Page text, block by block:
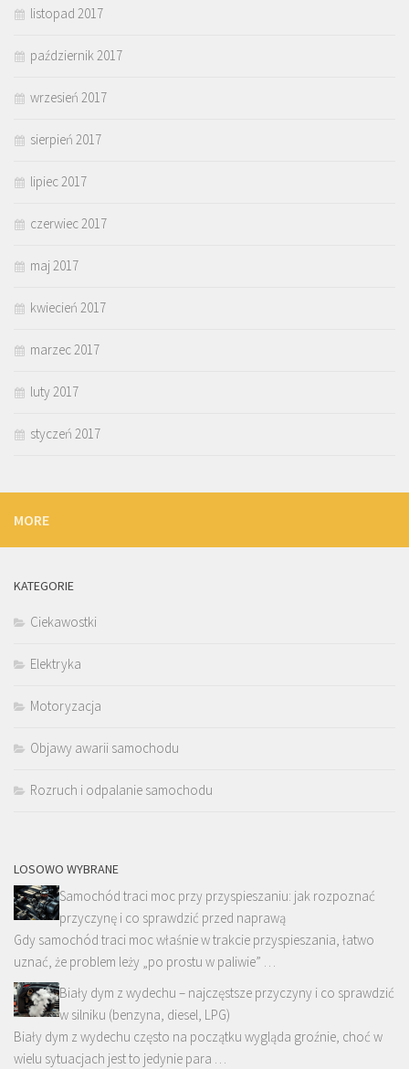
listopad 2017
październik 2017
wrzesień 2017
sierpień 2017
lipiec 2017
czerwiec 2017
maj 2017
kwiecień 2017
marzec 2017
luty 2017
styczeń 2017
MORE
KATEGORIE
Ciekawostki
Elektryka
Motoryzacja
Objawy awarii samochodu
Rozruch i odpalanie samochodu
LOSOWO WYBRANE
Samochód traci moc przy przyspieszaniu: jak rozpoznać
przyczynę i co sprawdzić przed naprawą
Gdy samochód traci moc właśnie w trakcie przyspieszania, łatwo
uznać, że problem leży „po prostu w paliwie” …
Biały dym z wydechu – najczęstsze przyczyny i co sprawdzić
w silniku (benzyna, diesel, LPG)
Biały dym z wydechu często na początku wygląda groźnie, choć w
wielu sytuacjach jest to jedynie para …